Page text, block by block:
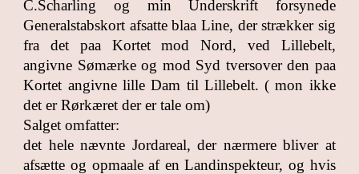
C.Scharling og min Underskrift forsynede
Generalstabskort afsatte blaa Line, der strækker sig
fra det paa Kortet mod Nord, ved Lillebelt,
angivne Sømærke og mod Syd tversover den paa
Kortet angivne lille Dam til Lillebelt. ( mon ikke
det er Rørkæret der er tale om)
Salget omfatter:
det hele nævnte Jordareal, der nærmere bliver at
afsætte og opmaale af en Landinspekteur, og hvis